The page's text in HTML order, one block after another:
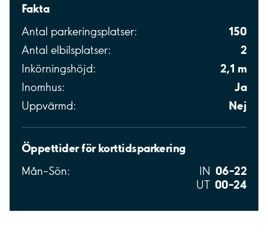
Fakta
Antal parkeringsplatser: 150
Antal elbilsplatser: 2
Inkörningshöjd: 2,1 m
Inomhus: Ja
Uppvärmd: Nej
Öppettider för korttidsparkering
Mån–Sön: IN 06–22
UT 00–24